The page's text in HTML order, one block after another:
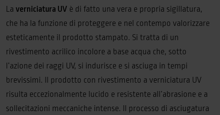
La verniciatura UV è di fatto una vera e propria sigillatura,
che ha la funzione di proteggere e nel contempo valorizzare
esteticamente il prodotto stampato. Si tratta di un
rivestimento acrilico incolore a base acqua che, sotto
l’azione dei raggi UV, si indurisce e si asciuga in tempi
brevissimi. Il prodotto con rivestimento a verniciatura UV
risulta eccezionalmente lucido e resistente all’abrasione e a
sollecitazioni meccaniche intense. Il processo di asciugatura